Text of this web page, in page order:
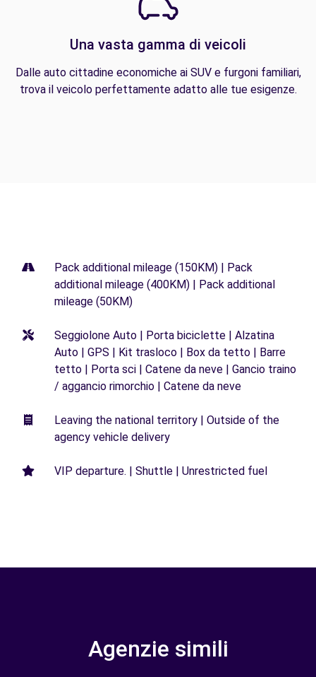
Una vasta gamma di veicoli
Dalle auto cittadine economiche ai SUV e furgoni familiari,
trova il veicolo perfettamente adatto alle tue esigenze.
Pack additional mileage (150KM) | Pack
additional mileage (400KM) | Pack additional
mileage (50KM)
Seggiolone Auto | Porta biciclette | Alzatina
Auto | GPS | Kit trasloco | Box da tetto | Barre
tetto | Porta sci | Catene da neve | Gancio traino
/ aggancio rimorchio | Catene da neve
Leaving the national territory | Outside of the
agency vehicle delivery
VIP departure. | Shuttle | Unrestricted fuel
Agenzie simili